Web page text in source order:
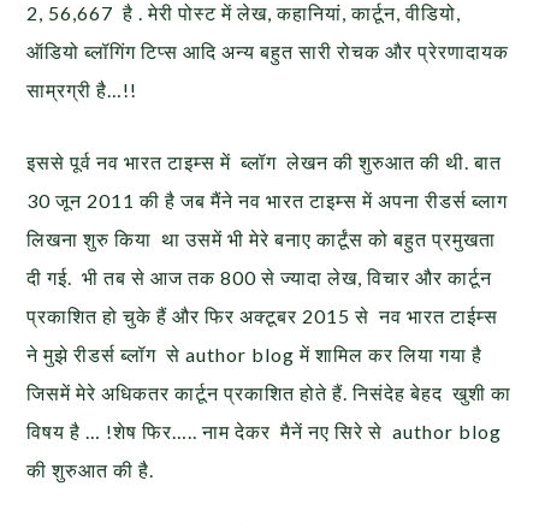
2, 56,667 है . मेरी पोस्ट में लेख, कहानियां, कार्टून, वीडियो,
ऑडियो ब्लॉगिंग टिप्स आदि अन्य बहुत सारी रोचक और प्रेरणादायक
साम्रग्री है…!!
इससे पूर्व नव भारत टाइम्स में ब्लॉग लेखन की शुरुआत की थी. बात
30 जून 2011 की है जब मैंने नव भारत टाइम्स में अपना रीडर्स ब्लाग
लिखना शुरु किया था उसमें भी मेरे बनाए कार्टूंस को बहुत प्रमुखता
दी गई. भी तब से आज तक 800 से ज्यादा लेख, विचार और कार्टून
प्रकाशित हो चुके हैं और फिर अक्टूबर 2015 से नव भारत टाईम्स
ने मुझे रीडर्स ब्लॉग से author blog में शामिल कर लिया गया है
जिसमें मेरे अधिकतर कार्टून प्रकाशित होते हैं. निसंदेह बेहद खुशी का
विषय है … !शेष फिर….. नाम देकर मैनें नए सिरे से author blog
की शुरुआत की है.